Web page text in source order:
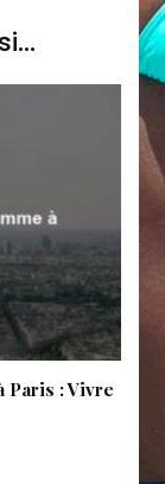
Paris : Vivre